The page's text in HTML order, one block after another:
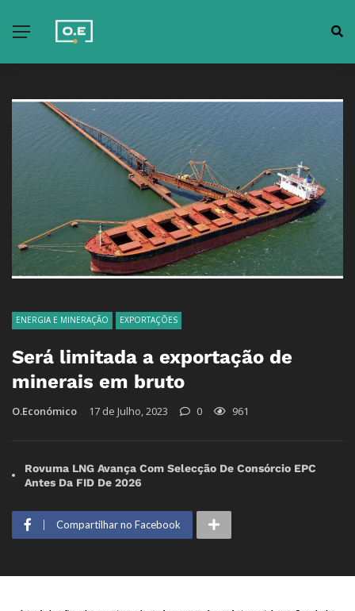
ENERGIA E MINERAÇÃO EXPORTAÇÕES
Será limitada a exportação de
minerais em bruto
O.Económico 17 de Julho, 2023 0 961
Rovuma LNG Avança Com Selecção De Consórcio EPC
Antes Da FID De 2026
Compartilhar no Facebook